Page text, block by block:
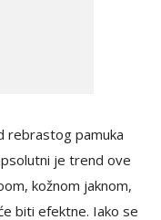
rebrastog pamuka
je trend ove
kožnom jaknom,
biti efektne. Iako se